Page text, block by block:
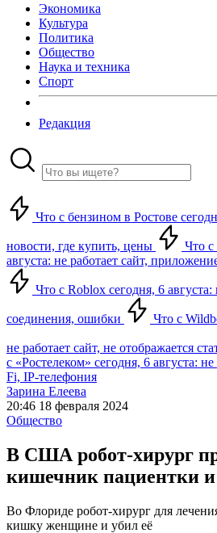
Экономика
Культура
Политика
Общество
Наука и техника
Спорт
Редакция
Что с бензином в Ростове
новости, где купить, цены
Что с
августа: не работает сайт,
Что с Roblox сегодня, 6 августа:
соединения, ошибки Что с
не работает сайт, не отображается
с «Ростелеком» сегодня, 6 августа:
Fi, IP-телефония
Зарина Елеева
20:46 18 февраля 2024
Общество
В США робот-хирург
кишечник пациентки и
Во Флориде робот-хирург для
кишку женщине и убил её